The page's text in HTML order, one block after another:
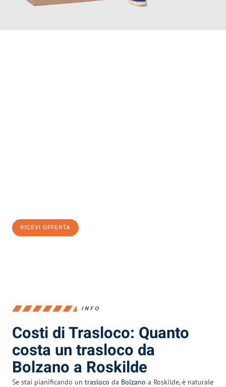
RICEVI OFFERTA
INFO
Costi di Trasloco: Quanto
costa un trasloco da
Bolzano a Roskilde
Se stai pianificando un trasloco da Bolzano a Roskilde, è naturale